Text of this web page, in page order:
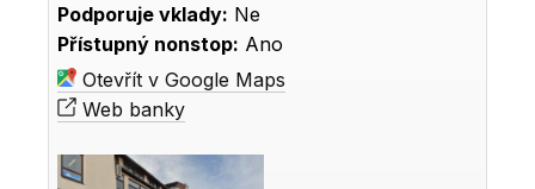
Podporuje vklady: Ne
Přístupný nonstop: Ano
Otevřít v Google Maps
Web banky